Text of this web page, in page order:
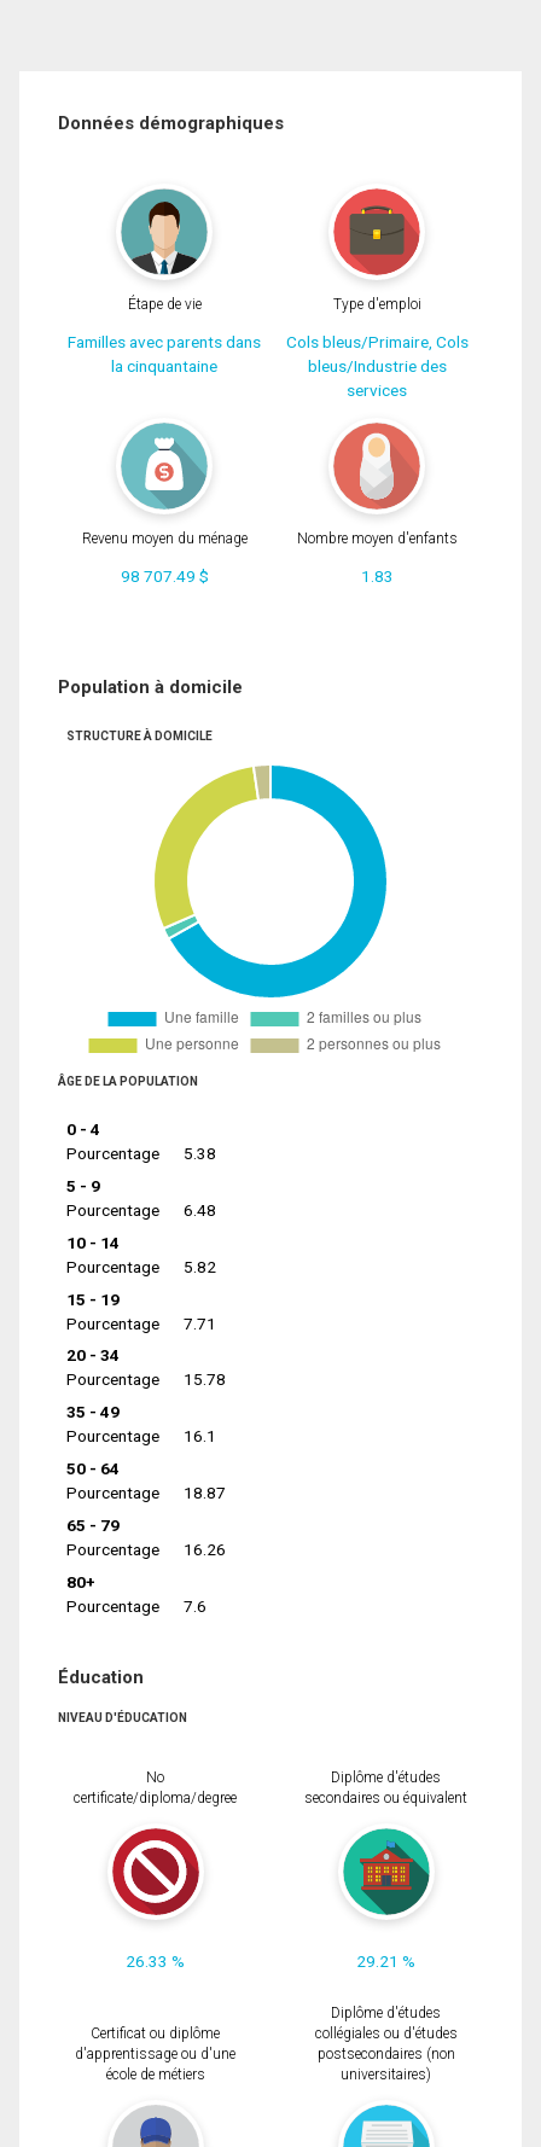
Données démographiques
Étape de vie
Familles avec parents dans
la cinquantaine
Type d'emploi
Cols bleus/Primaire, Cols
bleus/Industrie des
services
Revenu moyen du ménage
98 707.49 $
Nombre moyen d'enfants
1.83
Population à domicile
STRUCTURE À DOMICILE
ÂGE DE LA POPULATION
0 - 4
Pourcentage
5.38
5 - 9
Pourcentage
6.48
10 - 14
Pourcentage
5.82
15 - 19
Pourcentage
7.71
20 - 34
Pourcentage
15.78
35 - 49
Pourcentage
16.1
50 - 64
Pourcentage
18.87
65 - 79
Pourcentage
16.26
80+
Pourcentage
7.6
Éducation
NIVEAU D'ÉDUCATION
No
certificate/diploma/degree
26.33 %
Diplôme d'études
secondaires ou équivalent
29.21 %
Certificat ou diplôme
d'apprentissage ou d'une
école de métiers
Diplôme d'études
collégiales ou d'études
postsecondaires (non
universitaires)